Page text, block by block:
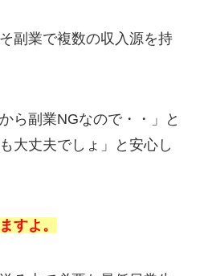
副業で複数の収入源を持
ら副業NGなので・・」と
大丈夫でしょ」と安心し
すよ。